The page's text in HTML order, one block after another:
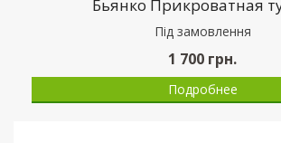
Бьянко Прикроватная
Пiд замовлення
1 700 грн.
Подробнее